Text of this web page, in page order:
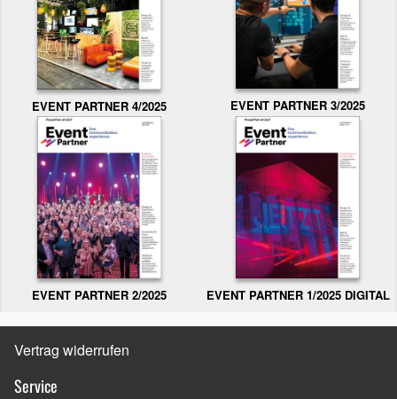
EVENT PARTNER 4/2025 EVENT PARTNER 3/2025
EVENT PARTNER 2/2025 EVENT PARTNER 1/2025 DIGITAL
Vertrag widerrufen
Service